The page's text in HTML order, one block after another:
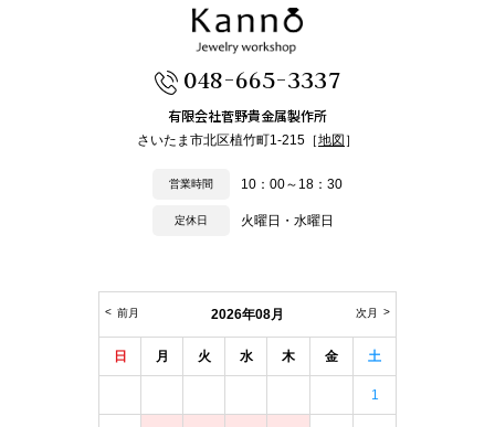
048-665-3337
有限会社菅野貴金属製作所
さいたま市北区植竹町1-215［地図 ］
営業時間 10：00～18：30
定休日 火曜日・水曜日
2026年08月
前月 次月
日 月 火 水 木 金 土
1